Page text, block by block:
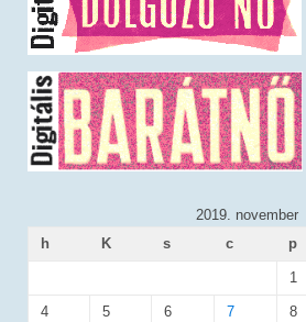
2019. november
h
K s c p
1
4 5 6 7 8